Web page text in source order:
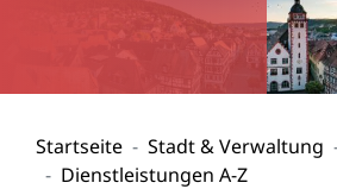
Startseite Stadt & Verwaltung
Dienstleistungen A-Z